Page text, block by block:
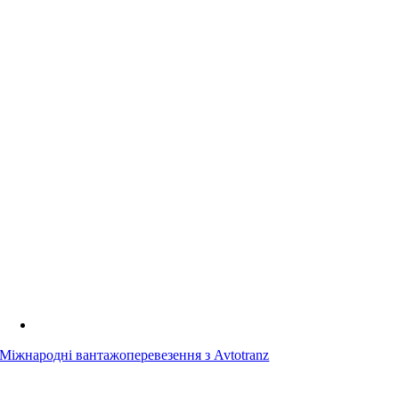
Міжнародні вантажоперевезення з Avtotranz